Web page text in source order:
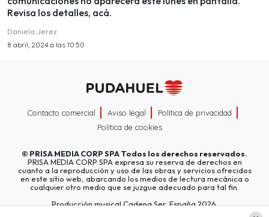
Revisa los detalles, acá.
Daniela Jerez
8 abril, 2024 a las 10:50
Contacto comercial Aviso legal
Política de privacidad
Política de cookies
© PRISA MEDIA CORP SPATodos los derechos reservados.
PRISA MEDIA CORP SPA expresa su reserva de derechos en
cuanto a la reproducción y uso de las obras y servicios ofrecidos
en este sitio web, abarcando los medios de lectura mecánica o
cualquier otro medio que se juzgue adecuado para tal fin.
Producción musical Cadena Ser, España 2026.